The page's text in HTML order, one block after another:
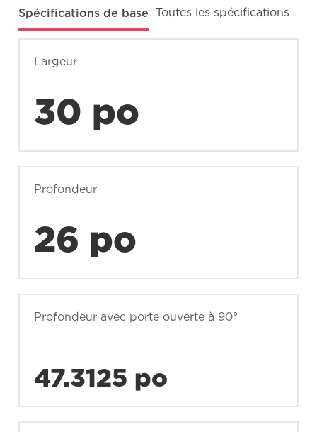
Spécifications de base Toutes les spécifications
Largeur
30 po
Profondeur
26 po
Profondeur avec porte ouverte à 90°
47.3125 po